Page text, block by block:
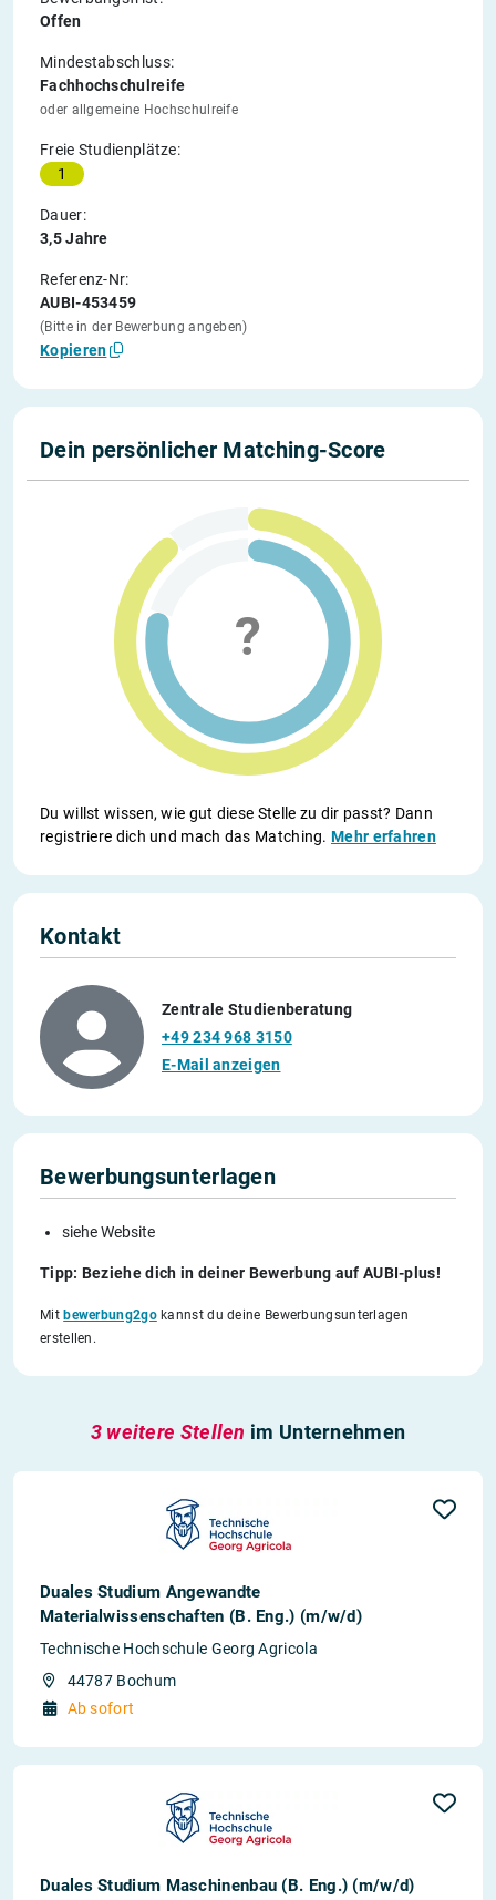
Offen
Mindestabschluss:
Fachhochschulreife
oder allgemeine Hochschulreife
Freie Studienplätze:
1
Dauer:
3,5 Jahre
Referenz-Nr:
AUBI-453459
(Bitte in der Bewerbung angeben)
Kopieren
Dein persönlicher Matching-Score
Du willst wissen, wie gut diese Stelle zu dir passt? Dann
registriere dich und mach das Matching.Mehr erfahren
Kontakt
Zentrale Studienberatung
+49 234 968 3150
E-Mail anzeigen
Bewerbungsunterlagen
siehe Website
Tipp: Beziehe dich in deiner Bewerbung auf AUBI-plus!
Mit bewerbung2gokannst du deine Bewerbungsunterlagen
erstellen.
3 weitere Stellen im Unternehmen
Duales Studium Angewandte
Materialwissenschaften (B. Eng.) (m/w/d)
Technische Hochschule Georg Agricola
44787 Bochum
Ab sofort
Duales Studium Maschinenbau (B. Eng.) (m/w/d)